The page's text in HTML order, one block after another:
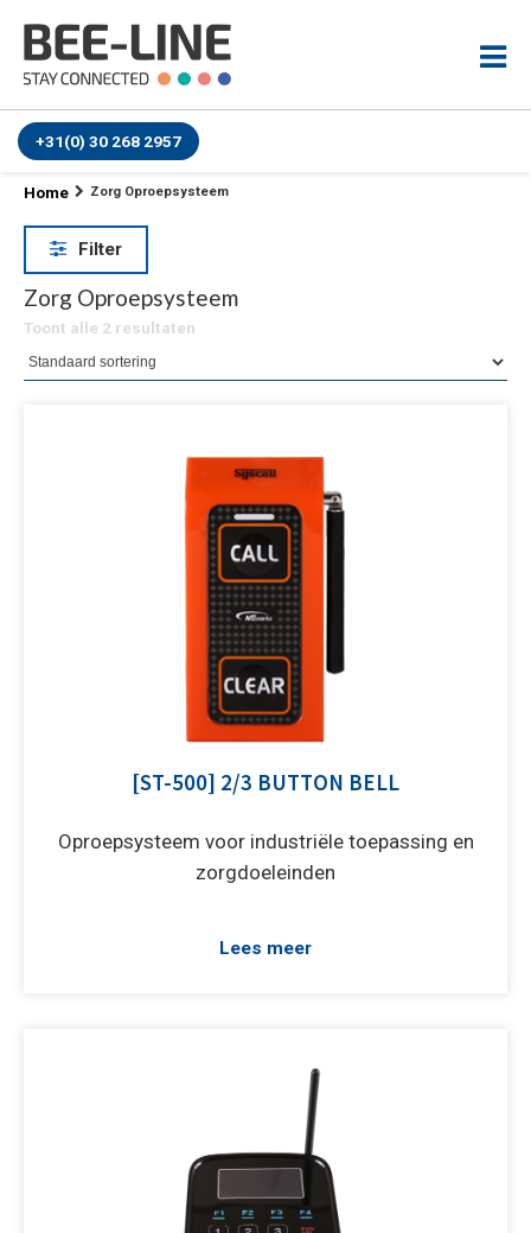
+31(0) 30 268 2957
Home Zorg Oproepsysteem
Filter
Zorg Oproepsysteem
Toont alle 2 resultaten
[ST-500] 2/3 BUTTON BELL
Oproepsysteem voor industriële toepassing en
zorgdoeleinden
Lees meer